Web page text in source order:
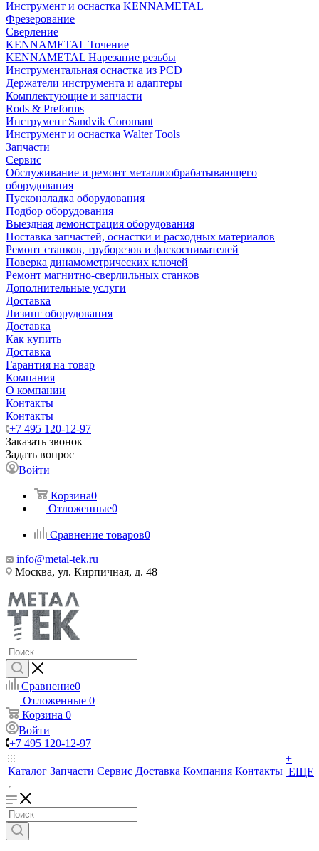
Инструмент и оснастка KENNAMETAL
Фрезерование
Сверление
KENNAMETAL Точение
KENNAMETAL Нарезание резьбы
Инструментальная оснастка из PCD
Держатели инструмента и адаптеры
Комплектующие и запчасти
Rods & Preforms
Инструмент Sandvik Coromant
Инструмент и оснастка Walter Tools
Запчасти
Сервис
Обслуживание и ремонт металлообрабатывающего
оборудования
Пусконаладка оборудования
Подбор оборудования
Выездная демонстрация оборудования
Поставка запчастей, оснастки и расходных материалов
Ремонт станков, труборезов и фаскоснимателей
Поверка динамометрических ключей
Ремонт магнитно-сверлильных станков
Дополнительные услуги
Доставка
Лизинг оборудования
Доставка
Как купить
Доставка
Гарантия на товар
Компания
О компании
Контакты
Контакты
+7 495 120-12-97
Заказать звонок
Задать вопрос
Войти
Корзина0
Отложенные0
Сравнение товаров0
info@metal-tek.ru
Москва, ул. Кирпичная, д. 48
Сравнение0
Отложенные 0
Корзина 0
Войти
+7 495 120-12-97
Каталог Запчасти Сервис Доставка Компания Контакты
+
ЕЩЕ